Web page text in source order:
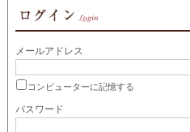
メールアドレス
コンピューターに記憶する
パスワード